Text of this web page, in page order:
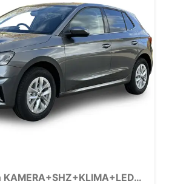
Classic Selection KAMERA+SHZ+KLIMA+LED+15" LM+SMARTLINK